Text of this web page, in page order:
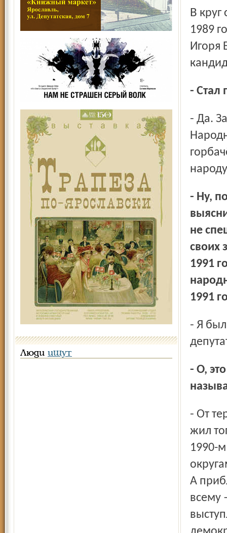
Люди ищут
В круг самых активных членов ЯНФ я вошёл ближе к весне
1989
Игоря
-
- Да. За Шамшева и за те цели, которые преследует
- Ну, положим, народ так и не получил возможности
не
своих
1991
1991
- Я был тогда уже депутатом областного Совета народных
- О, это очень важно! От какого-то округа? Или, что
- От территориального округа, от того микрорайона, где я
жил
1990-
А
всему